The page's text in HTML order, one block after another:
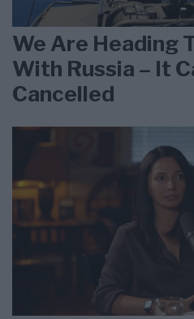
We Are Heading
With Russia – It
Cancelled